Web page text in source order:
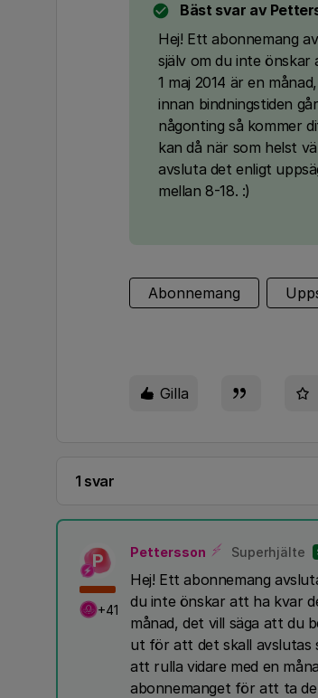
Bäst svar av
Hej! Ett abonnemang
själv om du inte
1 maj 2014 är en
innan bindningstiden
någonting så kommer
kan då när som helst
avsluta det enligt
mellan 8-18. :)
Abonnemang
Gilla
1 svar
P
+41
Pettersson Superhjälte
Hej! Ett abonnemang
du inte önskar att ha kvar
månad, det vill säga att du
ut för att det skall avslutas
att rulla vidare med en
abonnemanget för att ta